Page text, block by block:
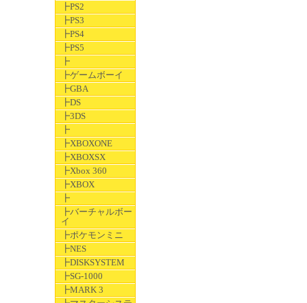
┣PS2
┣PS3
┣PS4
┣PS5
┣
┣ゲームボーイ
┣GBA
┣DS
┣3DS
┣
┣XBOXONE
┣XBOXSX
┣Xbox 360
┣XBOX
┣
┣バーチャルボー
イ
┣ポケモンミニ
┣NES
┣DISKSYSTEM
┣SG-1000
┣MARK 3